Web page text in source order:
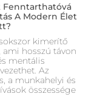
Fenntarthatóvá
A Modern Élet
kimerítő
hosszú távon
mentális
Az
a munkahelyi és
összessége